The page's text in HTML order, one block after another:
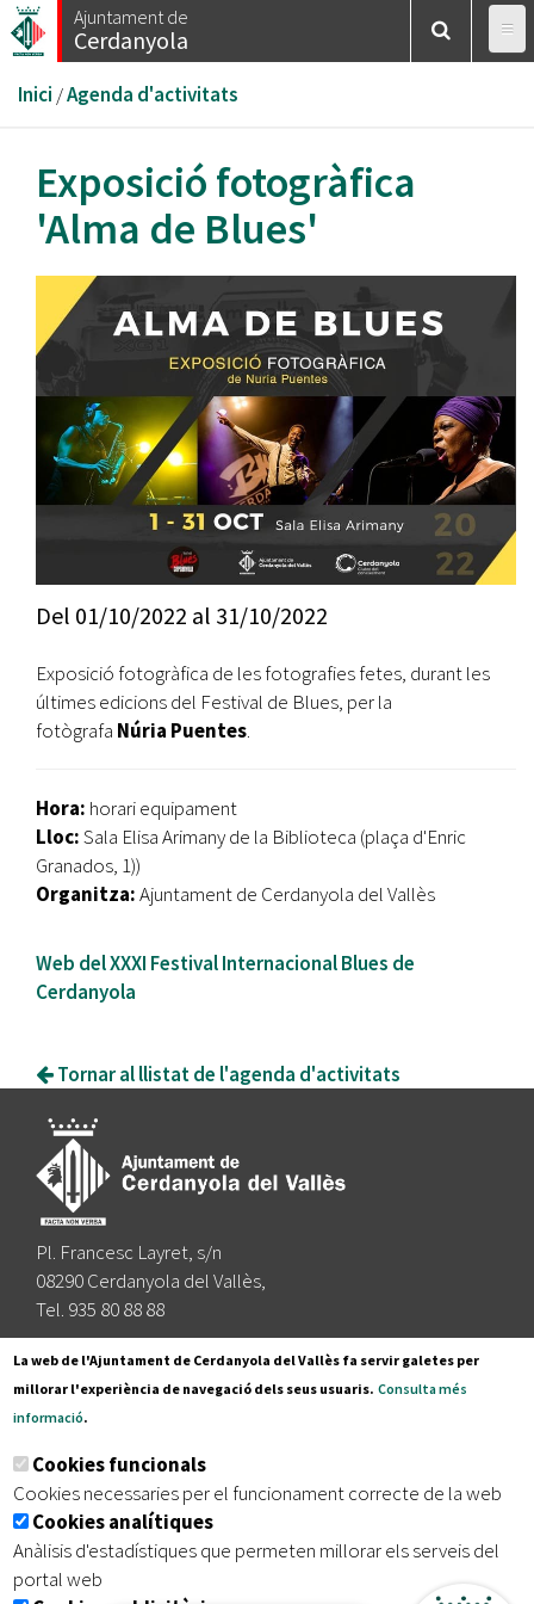
Vés
al
Ajuntament de
Cerdanyola
Esteu
aquí
Inici /Agenda d'activitats
Exposició fotogràfica
'Alma de Blues'
Del 01/10/2022 al 31/10/2022
Exposició fotogràfica de les fotografies fetes, durant les
últimes edicions del Festival de Blues, per la
fotògrafa Núria Puentes.
Hora: horari equipament
Lloc:Sala Elisa Arimany de la Biblioteca (plaça d'Enric
Granados, 1))
Organitza:Ajuntament de Cerdanyola del Vallès
Web del XXXI Festival Internacional Blues de
Cerdanyola
Tornar al llistat de l'agenda d'activitats
Pl. Francesc Layret, s/n
08290 Cerdanyola del Vallès,
Tel. 935 80 88 88
Segueix-nos a:
Subscriu-te al nostre butlletí
Inici | Avís legal | Protecció de dades
| Accessibilitat
La web de l'Ajuntament de Cerdanyola del Vallès fa servir galetes per
millorar l'experiència de navegació dels seus usuaris. Consulta més
informació.
Cookies funcionals
Cookies necessaries per el funcionament correcte de la web
Cookies analítiques
Anàlisis d'estadístiques que permeten millorar els serveis del
portal web